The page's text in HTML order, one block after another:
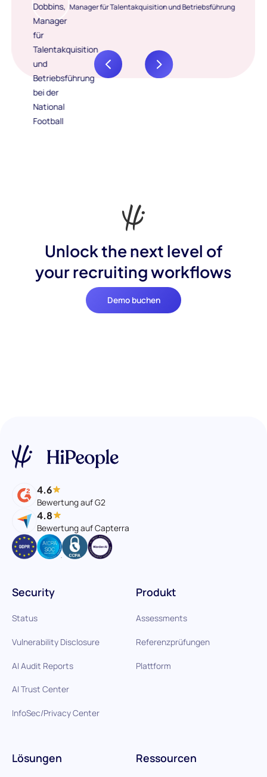
Manager für Talentakquisition und Betriebsführung
Unlock the next level of
your recruiting workflows
Demo buchen
4.6
Bewertung auf G2
4.8
Bewertung auf Capterra
Produkt
Assessments
Referenzprüfungen
Plattform
Lösungen Ressourcen
Security
Status
Vulnerability Disclosure
AI Audit Reports
AI Trust Center
InfoSec/Privacy Center